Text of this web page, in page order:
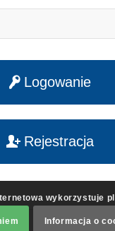
Logowanie
Rejestracja
wykorzystuje
Informacja o